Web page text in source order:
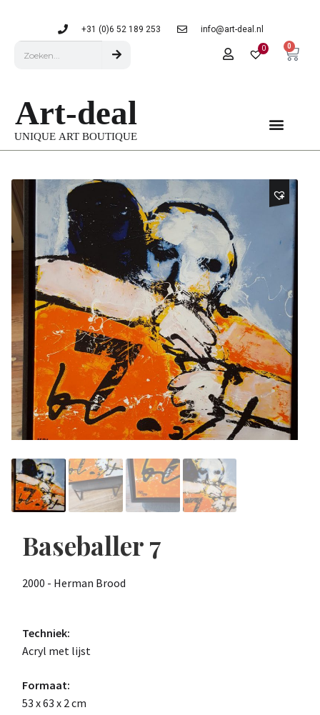
+31 (0)6 52 189 253 info@art-deal.nl
0 0
Baseballer 7
2000 - Herman Brood
Techniek:
Acryl met lijst
Formaat:
53 x 63 x 2 cm